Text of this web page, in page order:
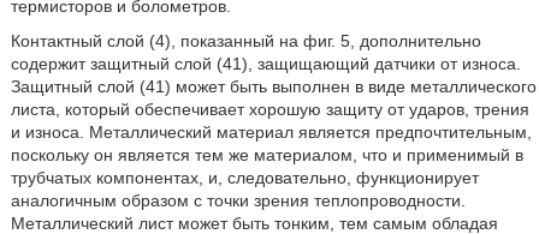
термисторов и болометров.
Контактный слой (4), показанный на фиг. 5, дополнительно
содержит защитный слой (41), защищающий датчики от износа.
Защитный слой (41) может быть выполнен в виде металлического
листа, который обеспечивает хорошую защиту от ударов, трения
и износа. Металлический материал является предпочтительным,
поскольку он является тем же материалом, что и применимый в
трубчатых компонентах, и, следовательно, функционирует
аналогичным образом с точки зрения теплопроводности.
Металлический лист может быть тонким, тем самым обладая